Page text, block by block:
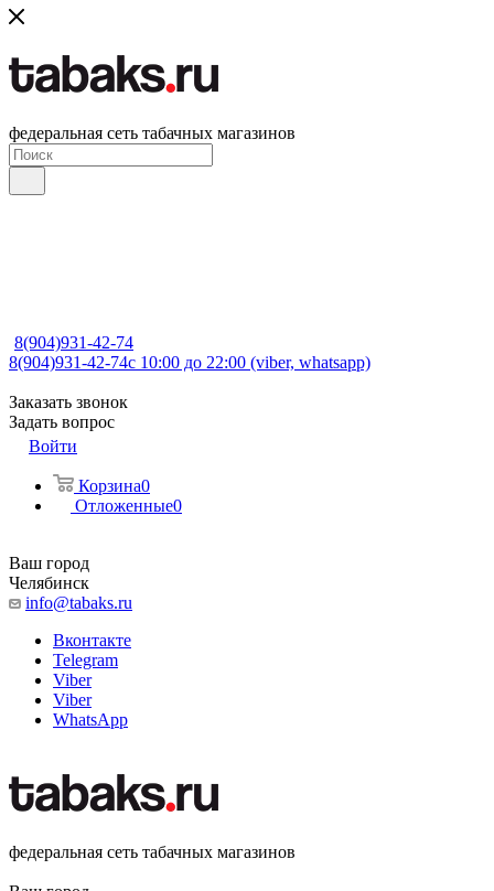
федеральная сеть табачных магазинов
8(904)931-42-74
8(904)931-42-74с 10:00 до 22:00 (viber, whatsapp)
Заказать звонок
Задать вопрос
Войти
Корзина0
Отложенные0
Ваш город
Челябинск
info@tabaks.ru
Вконтакте
Telegram
Viber
Viber
WhatsApp
федеральная сеть табачных магазинов